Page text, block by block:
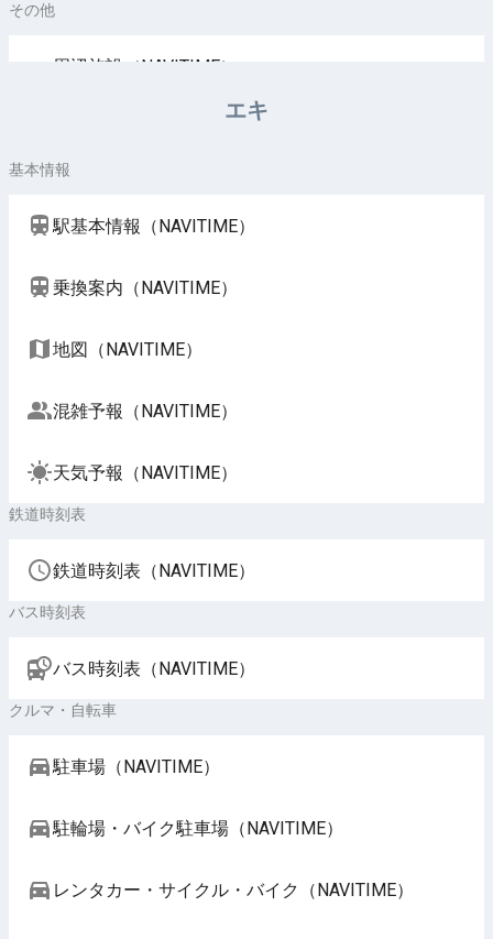
その他
周辺施設（NAVITIME）
エキ
基本情報
駅基本情報（NAVITIME）
乗換案内（NAVITIME）
地図（NAVITIME）
混雑予報（NAVITIME）
天気予報（NAVITIME）
鉄道時刻表
鉄道時刻表（NAVITIME）
バス時刻表
バス時刻表（NAVITIME）
クルマ・自転車
駐車場（NAVITIME）
駐輪場・バイク駐車場（NAVITIME）
レンタカー・サイクル・バイク（NAVITIME）